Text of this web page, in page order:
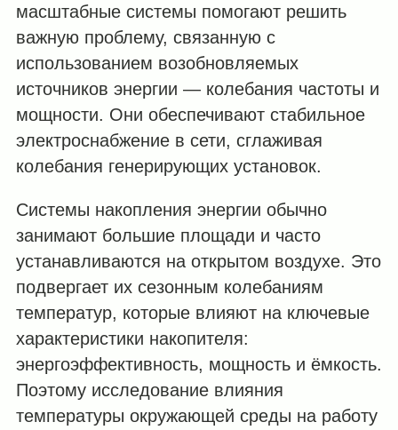
масштабные системы помогают решить
важную проблему, связанную с
использованием возобновляемых
источников энергии — колебания частоты и
мощности. Они обеспечивают стабильное
электроснабжение в сети, сглаживая
колебания генерирующих установок.
Системы накопления энергии обычно
занимают большие площади и часто
устанавливаются на открытом воздухе. Это
подвергает их сезонным колебаниям
температур, которые влияют на ключевые
характеристики накопителя:
энергоэффективность, мощность и ёмкость.
Поэтому исследование влияния
температуры окружающей среды на работу